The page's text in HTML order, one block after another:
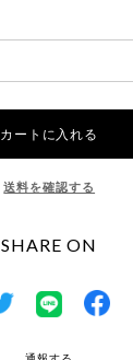
カートに入れる
送料を確認する
SHARE ON